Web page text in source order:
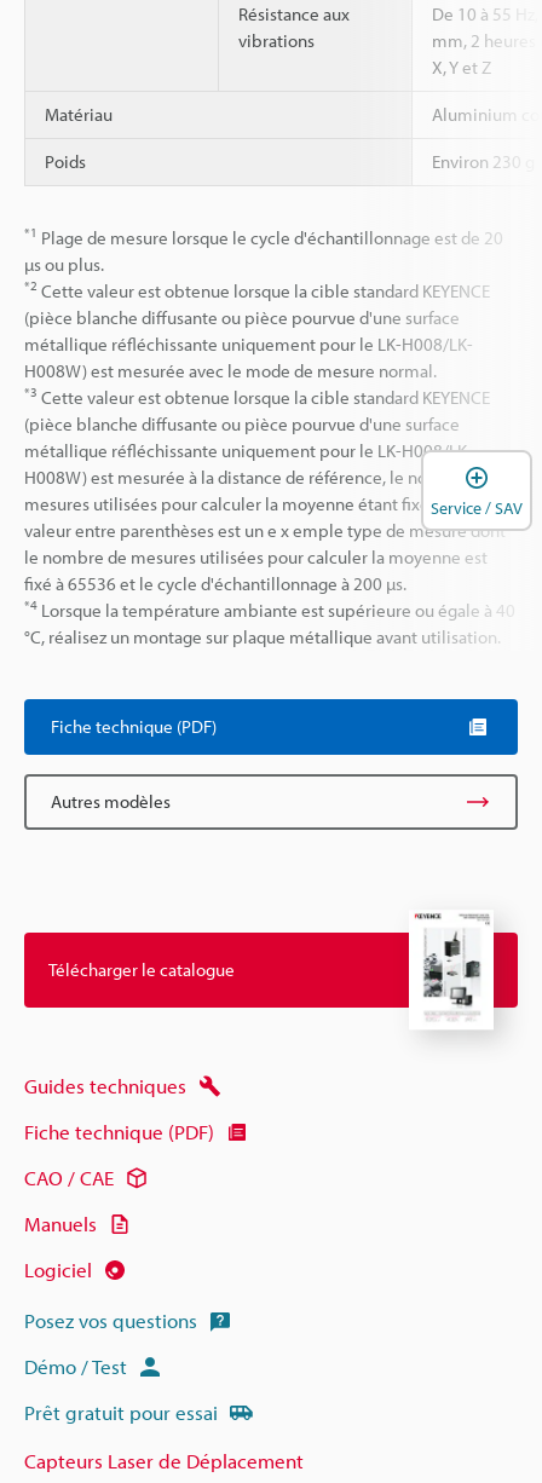
Résistance aux
vibrations
De 10 à 55
mm, 2 heures
X, Y et Z
Matériau Aluminium
Poids Environ 230 g
*1 Plage de mesure lorsque le cycle d'échantillonnage est de 20
µs ou plus.
*2 Cette valeur est obtenue lorsque la cible standard KEYENCE
(pièce blanche diffusante ou pièce pourvue d'une surface
métallique réfléchissante uniquement pour le LK-H008/LK-
H008W) est mesurée avec le mode de mesure normal.
*3 Cette valeur est obtenue lorsque la cible standard KEYENCE
(pièce blanche diffusante ou pièce pourvue d'une surface
métallique réfléchissante uniquement pour le LK-H008/LK-
H008W) est mesurée à la distance de référence, le nombre de
mesures utilisées pour calculer la moyenne étant fixé à 16384. La
valeur entre parenthèses est un e x emple type de mesure dont
le nombre de mesures utilisées pour calculer la moyenne est
fixé à 65536 et le cycle d'échantillonnage à 200 µs.
*4 Lorsque la température ambiante est supérieure ou égale à 40
°C, réalisez un montage sur plaque métallique avant utilisation.
Fiche technique (PDF)
Autres modèles
Télécharger le catalogue
Guides techniques
Fiche technique (PDF)
CAO / CAE
Manuels
Logiciel
Posez vos questions
Démo / Test
Prêt gratuit pour essai
Capteurs Laser de Déplacement
Service / SAV